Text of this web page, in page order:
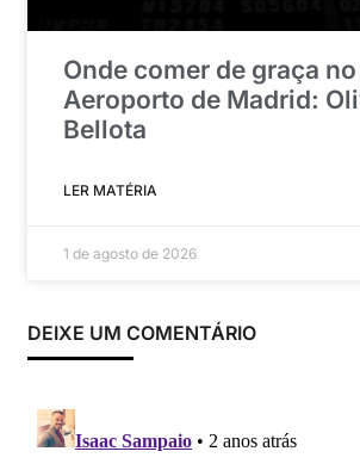
Onde comer de graça no
Aeroporto de Madrid:
Bellota
LER MATÉRIA
1 de agosto de 2026
DEIXE UM COMENTÁRIO